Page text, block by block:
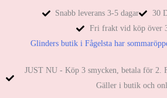
Snabb leverans 3-5 dagar
30
Fri frakt vid köp över
Glinders butik i Fågelsta har
JUST NU - Köp 3 smycken, betala för 2.
Gäller i butik och